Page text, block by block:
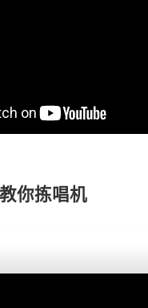
你拣唱机